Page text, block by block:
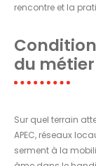
rencontre et la
du métier
Sur quel terrain
APEC, réseaux
serment à la